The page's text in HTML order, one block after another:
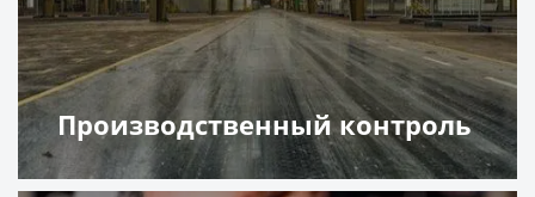
Производственный контроль